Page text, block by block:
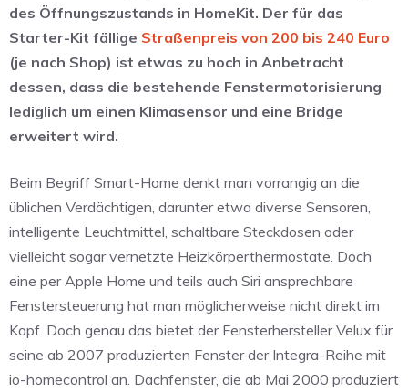
des Öffnungszustands in HomeKit. Der für das
Starter-Kit fällige Straßenpreis von 200 bis 240 Euro
(je nach Shop) ist etwas zu hoch in Anbetracht
dessen, dass die bestehende Fenstermotorisierung
lediglich um einen Klimasensor und eine Bridge
erweitert wird.
Beim Begriff Smart-Home denkt man vorrangig an die
üblichen Verdächtigen, darunter etwa diverse Sensoren,
intelligente Leuchtmittel, schaltbare Steckdosen oder
vielleicht sogar vernetzte Heizkörperthermostate. Doch
eine per Apple Home und teils auch Siri ansprechbare
Fenstersteuerung hat man möglicherweise nicht direkt im
Kopf. Doch genau das bietet der Fensterhersteller Velux für
seine ab 2007 produzierten Fenster der Integra-Reihe mit
io-homecontrol an. Dachfenster, die ab Mai 2000 produziert